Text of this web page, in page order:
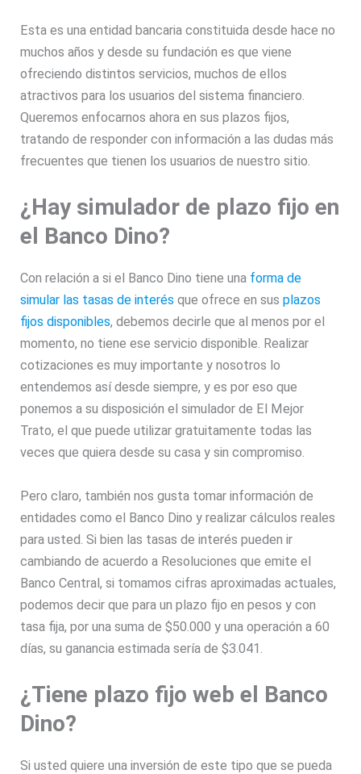
Esta es una entidad bancaria constituida desde hace no
muchos años y desde su fundación es que viene
ofreciendo distintos servicios, muchos de ellos
atractivos para los usuarios del sistema financiero.
Queremos enfocarnos ahora en sus plazos fijos,
tratando de responder con información a las dudas más
frecuentes que tienen los usuarios de nuestro sitio.
¿Hay simulador de plazo fijo en
el Banco Dino?
Con relación a si el Banco Dino tiene una forma de
simular las tasas de interés que ofrece en susplazos
fijos disponibles, debemos decirle que al menos por el
momento, no tiene ese servicio disponible. Realizar
cotizaciones es muy importante y nosotros lo
entendemos así desde siempre, y es por eso que
ponemos a su disposición el simulador de El Mejor
Trato, el que puede utilizar gratuitamente todas las
veces que quiera desde su casa y sin compromiso.
Pero claro, también nos gusta tomar información de
entidades como el Banco Dino y realizar cálculos reales
para usted. Si bien las tasas de interés pueden ir
cambiando de acuerdo a Resoluciones que emite el
Banco Central, si tomamos cifras aproximadas actuales,
podemos decir que para un plazo fijo en pesos y con
tasa fija, por una suma de $50.000 y una operación a 60
días, su ganancia estimada sería de $3.041.
¿Tiene plazo fijo web el Banco
Dino?
Si usted quiere una inversión de este tipo que se pueda